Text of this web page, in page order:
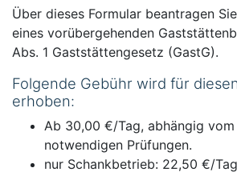
Über dieses Formular beantragen
eines vorübergehenden
Abs. 1 Gaststättengesetz (GastG).
Folgende Gebühr wird für
erhoben:
Ab 30,00 €/Tag, abhängig
notwendigen Prüfungen.
nur Schankbetrieb: 22,50 €/Tag